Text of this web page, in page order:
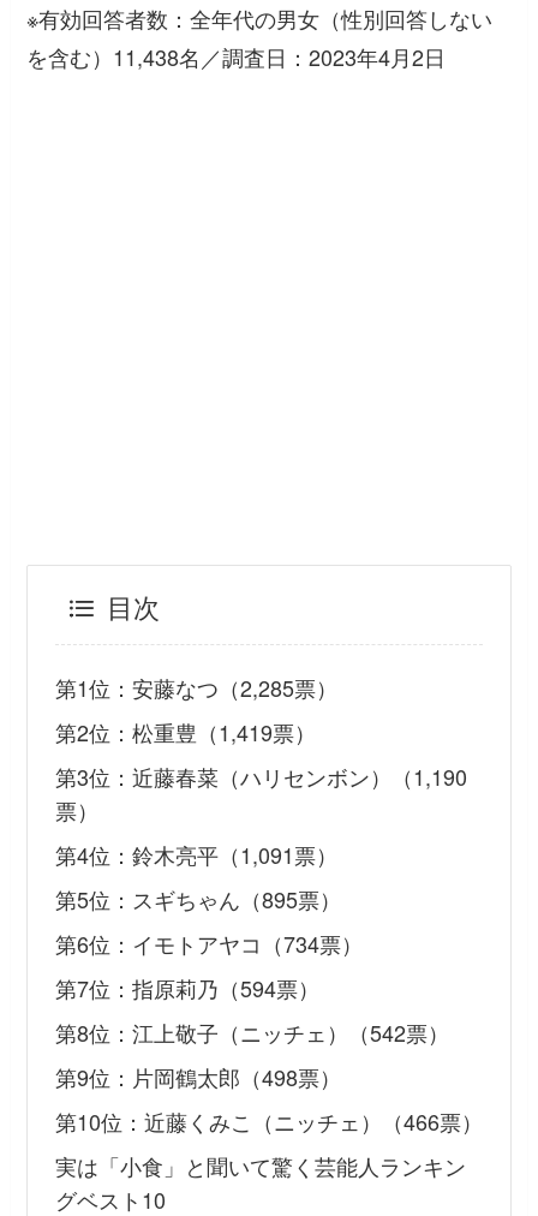
※有効回答者数：全年代の男女（性別回答しない
を含む）11,438名／調査日：2023年4月2日
目次
第1位：安藤なつ（2,285票）
第2位：松重豊（1,419票）
第3位：近藤春菜（ハリセンボン）（1,190
票）
第4位：鈴木亮平（1,091票）
第5位：スギちゃん（895票）
第6位：イモトアヤコ（734票）
第7位：指原莉乃（594票）
第8位：江上敬子（ニッチェ）（542票）
第9位：片岡鶴太郎（498票）
第10位：近藤くみこ（ニッチェ）（466票）
実は「小食」と聞いて驚く芸能人ランキン
グベスト10